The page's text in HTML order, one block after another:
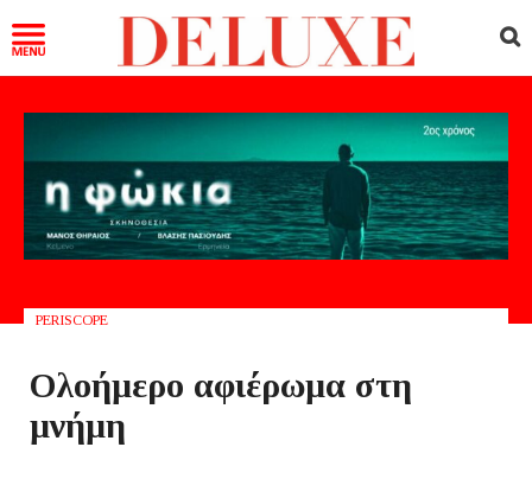
PERISCOPE
Ολοήμερο αφιέρωμα στη
μνήμη